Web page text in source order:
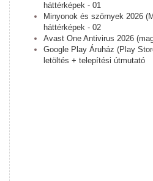
háttérképek - 01
Minyonok és szörnyek 2026
háttérképek - 02
Avast One Antivirus 2026
Google Play Áruház (Play
letöltés + telepítési útmutató